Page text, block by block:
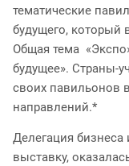
тематические
будущего, который
Общая тема
будущее». Страны-
своих павильонов
направлений.*
Делегация бизнеса
выставку,